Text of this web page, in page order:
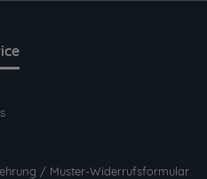
/ Muster-Widerrufsformular